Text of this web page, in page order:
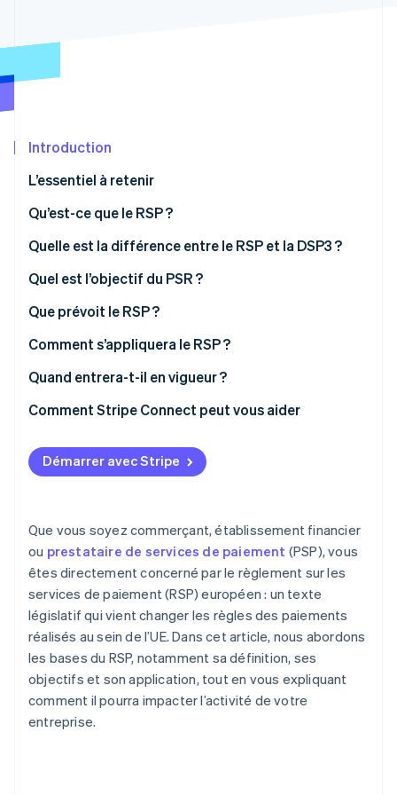
Radar
Atlas
Élimination du carbone
Vérification de l'identité
Stripe Sessions 2026
Découvrez comment Stripe construit l’infrastructure
Regarder la vidéo
Introduction
L’essentiel à retenir
Qu’est-ce que le RSP ?
Quelle est la différence entre le RSP et la DSP3 ?
Quel est l’objectif du PSR ?
Que prévoit le RSP ?
Comment s’appliquera le RSP ?
Quand entrera-t-il en vigueur ?
Comment Stripe Connect peut vous aider
Démarrer avec Stripe
Que vous soyez commerçant, établissement financier
ou prestataire de services de paiement (PSP), vous
êtes directement concerné par le règlement sur les
services de paiement (RSP) européen : un texte
législatif qui vient changer les règles des paiements
réalisés au sein de l’UE. Dans cet article, nous abordons
les bases du RSP, notamment sa définition, ses
objectifs et son application, tout en vous expliquant
comment il pourra impacter l’activité de votre
entreprise.